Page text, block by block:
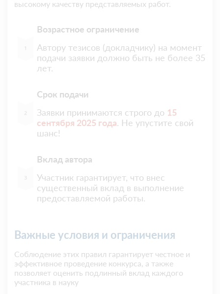
высокому качеству представляемых работ.
Возрастное ограничение
Автору тезисов (докладчику) на момент
подачи заявки должно быть не более 35
лет.
Срок подачи
Заявки принимаются строго до 15
сентября 2025 года. Не упустите свой
шанс!
Вклад автора
Участник гарантирует, что внес
существенный вклад в выполнение
предоставляемой работы.
Важные условия и ограничения
Соблюдение этих правил гарантирует честное и
эффективное проведение конкурса, а также
позволяет оценить подлинный вклад каждого
участника в науку